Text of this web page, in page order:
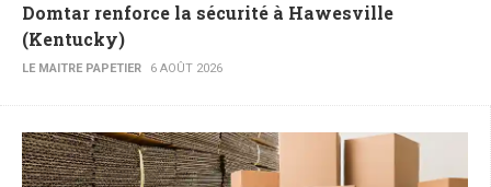
Domtar renforce la sécurité à Hawesville
(Kentucky)
LE MAITRE PAPETIER 6 AOÛT 2026